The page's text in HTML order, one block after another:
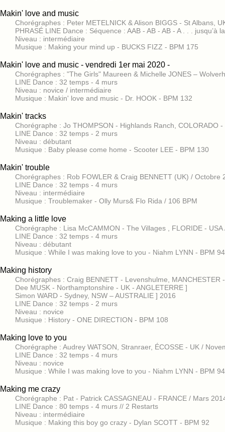
Makin' love and music
Chorégraphes : Peter METELNICK & Alison BIGGS - St Albans,
PHRASÉ LINE Dance : Séquence : AAB - AB - AB - A . . . jusqu’à
Niveau : intermédiaire
Musique : Making your mind up - BUCKS FIZZ - BPM 175
Makin' love and music - vendredi 1er mai 2020 -
Chorégraphes : "The Girls" Maureen & Michelle JONES –
LINE Dance : 32 temps - 4 murs
Niveau : novice / intermédiaire
Musique : Makin' love and music - Dr. HOOK - BPM 132
Makin' tracks
Chorégraphe : Jo THOMPSON - Highlands Ranch, COLORADO
LINE Dance : 32 temps - 2 murs
Niveau : débutant
Musique : Baby please come home - Scooter LEE - BPM 130
Makin' trouble
Chorégraphes : Rob FOWLER & Craig BENNETT (UK) / Octobre
LINE Dance : 32 temps - 4 murs
Niveau : intermédiaire
Musique : Troublemaker - Olly Murs& Flo Rida / 106 BPM
Making a little love
Chorégraphe : Lisa McCAMMON - The Villages , FLORIDE -
LINE Dance : 32 temps - 4 murs
Niveau : débutant
Musique : While I was making love to you - Niahm LYNN - BPM 94
Making history
Chorégraphes : Craig BENNETT - Levenshulme, MANCHESTER
Dee MUSK - Northamptonshire - UK - ANGLETERRE ]
Simon WARD - Sydney, NSW – AUSTRALIE ] 2016
LINE Dance : 32 temps - 2 murs
Niveau : novice
Musique : History - ONE DIRECTION - BPM 108
Making love to you
Chorégraphe : Audrey WATSON, Stranraer, ÉCOSSE - UK /
LINE Dance : 32 temps - 4 murs
Niveau : novice
Musique : While I was making love to you - Niahm LYNN - BPM 94
Making me crazy
Chorégraphe : Pat - Patrick CASSAGNEAU - FRANCE / Mars
LINE Dance : 80 temps - 4 murs // 2 Restarts
Niveau : intermédiaire
Musique : Making this boy go crazy - Dylan SCOTT - BPM 92